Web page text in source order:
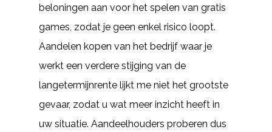
beloningen aan voor het spelen van gratis
games, zodat je geen enkel risico loopt.
Aandelen kopen van het bedrijf waar je
werkt een verdere stijging van de
langetermijnrente lijkt me niet het grootste
gevaar, zodat u wat meer inzicht heeft in
uw situatie. Aandeelhouders proberen dus